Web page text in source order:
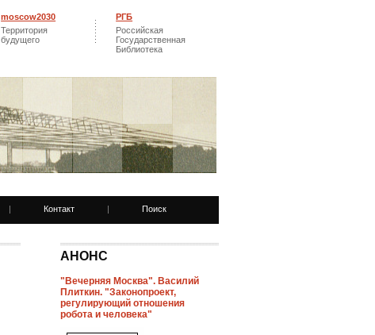
moscow2030
Территория
будущего
РГБ
Российская
Государственная
Библиотека
| Контакт | Поиск
АНОНС
"Вечерняя Москва". Василий
Плиткин. "Законопроект,
регулирующий отношения
робота и человека"